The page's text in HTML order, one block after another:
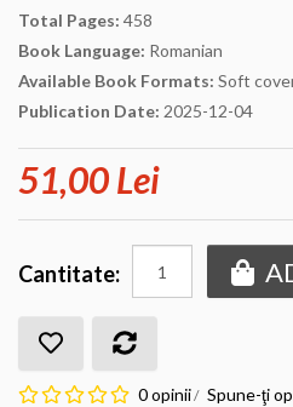
Total Pages: 458
Book Language: Romanian
Available Book Formats: Soft
Publication Date: 2025-12-04
51,00 Lei
Cantitate:
0 opinii/ Spune-ţi